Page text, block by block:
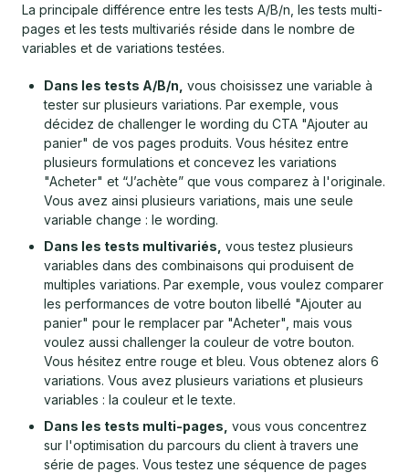
La principale différence entre les tests A/B/n, les tests multi-
pages et les tests multivariés réside dans le nombre de
variables et de variations testées.
Dans les tests A/B/n, vous choisissez une variable à
tester sur plusieurs variations. Par exemple, vous
décidez de challenger le wording du CTA "Ajouter au
panier" de vos pages produits. Vous hésitez entre
plusieurs formulations et concevez les variations
"Acheter" et “J’achète” que vous comparez à l'originale.
Vous avez ainsi plusieurs variations, mais une seule
variable change : le wording.
Dans les tests multivariés, vous testez plusieurs
variables dans des combinaisons qui produisent de
multiples variations. Par exemple, vous voulez comparer
les performances de votre bouton libellé "Ajouter au
panier" pour le remplacer par "Acheter", mais vous
voulez aussi challenger la couleur de votre bouton.
Vous hésitez entre rouge et bleu. Vous obtenez alors 6
variations. Vous avez plusieurs variations et plusieurs
variables : la couleur et le texte.
Dans les tests multi-pages, vous vous concentrez
sur l'optimisation du parcours du client à travers une
série de pages. Vous testez une séquence de pages